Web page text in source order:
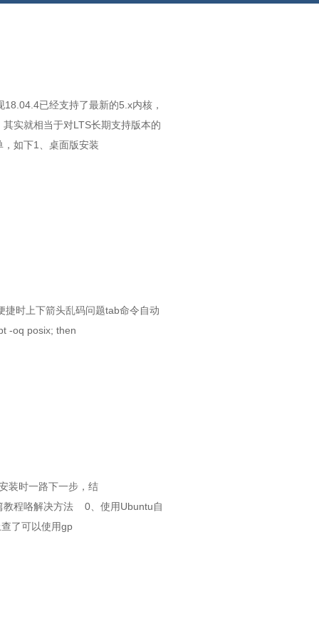
已经支持了最新的5.x内核，
实就相当于对LTS长期支持版本的
如下1、桌面版安装
时上下箭头乱码问题tab命令自动
-oq posix; then
装时一路下一步，结
教程咯解决方法 0、使用Ubuntu自
了可以使用gp